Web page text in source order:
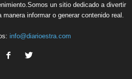
un sitio dedicado a divertir
informar o generar contenido real.
info@diarioestra.com